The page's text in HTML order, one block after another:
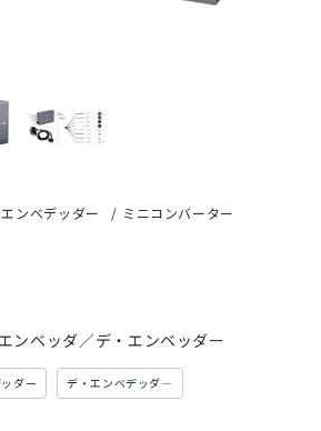
ンベデッダー ミニコンバーター
ンベッダ／デ・エンベッダー
ダー デ・エンベデッダ―